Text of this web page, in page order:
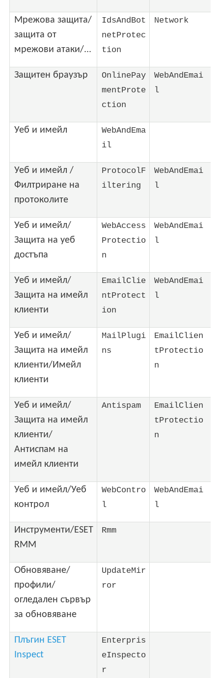
Мрежова защита/
защита от
мрежови атаки/...
IdsAndBot
netProtec
tion
Network
Защитен браузър
OnlinePay
mentProte
ction
WebAndEmai
l
Уеб и имейл
WebAndEma
il
Уеб и имейл /
Филтриране на
протоколите
ProtocolF
iltering
WebAndEmai
l
Уеб и имейл/
Защита на уеб
достъпа
WebAccess
Protectio
n
WebAndEmai
l
Уеб и имейл/
Защита на имейл
клиенти
EmailClie
ntProtect
ion
WebAndEmai
l
Уеб и имейл/
Защита на имейл
клиенти/Имейл
клиенти
MailPlugi
ns
EmailClien
tProtectio
n
Уеб и имейл/
Защита на имейл
клиенти/
Антиспам на
имейл клиенти
Antispam
EmailClien
tProtectio
n
Уеб и имейл/Уеб
контрол
WebContro
l
WebAndEmai
l
Инструменти/ESET
RMM
Rmm
Обновяване/
профили/
огледален сървър
за обновяване
UpdateMir
ror
Плъгин ESET
Inspect
Enterpris
eInspecto
r